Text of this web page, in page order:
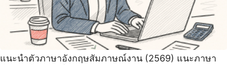
แนะนําตัวภาษาอังกฤษสัมภาษณ์งาน (2569) ‍แนะภาษา